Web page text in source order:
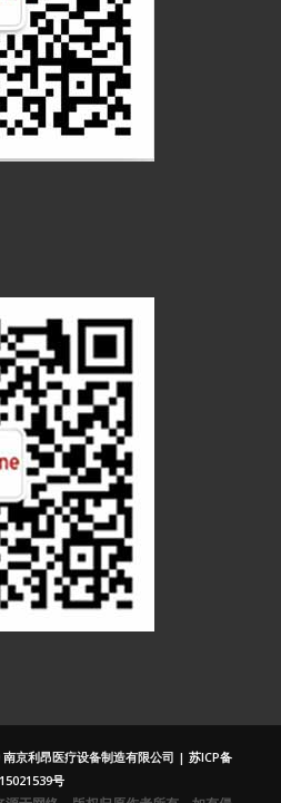
京利昂医疗设备制造有限公司 | 苏ICP备
15021539号